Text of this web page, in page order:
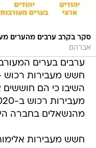
סקר בקרב ערבים מהערים
אברהם
ערבים בערים
השיבו כי הם
מהנשאלים בחברה